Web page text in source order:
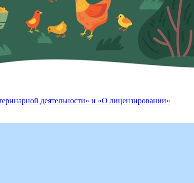
деятельности» и «О лицензировании»